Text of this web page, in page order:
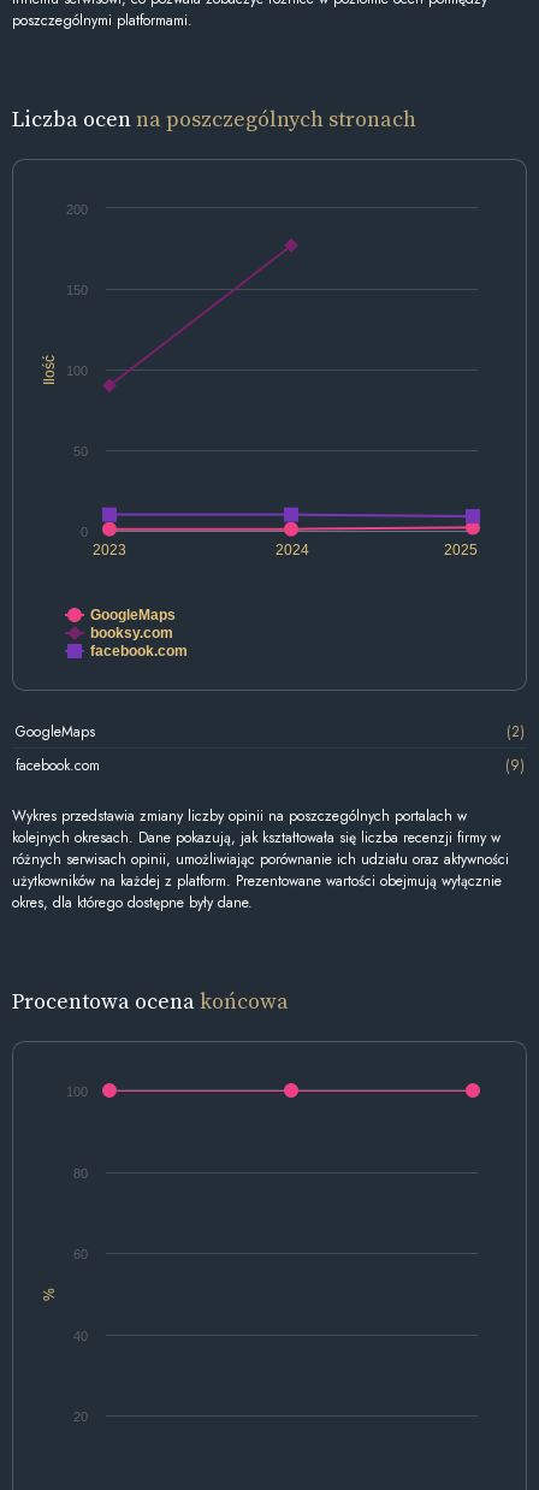
poszczególnymi platformami.
Liczba ocenna poszczególnych stronach
Ilość
2023 2024 2025
0
50
100
150
200
GoogleMaps
booksy.com
facebook.com
GoogleMaps
(2)
facebook.com
(9)
Wykres przedstawia zmiany liczby opinii na poszczególnych portalach w
kolejnych okresach. Dane pokazują, jak kształtowała się liczba recenzji firmy w
różnych serwisach opinii, umożliwiając porównanie ich udziału oraz aktywności
użytkowników na każdej z platform. Prezentowane wartości obejmują wyłącznie
okres, dla którego dostępne były dane.
Procentowa ocenakońcowa
%
20
40
60
80
100